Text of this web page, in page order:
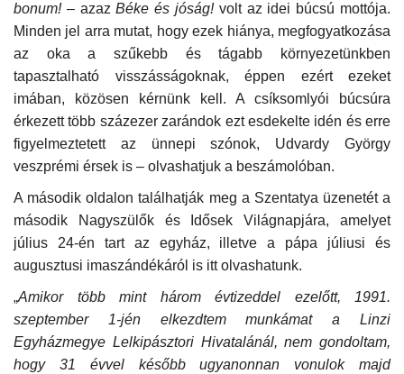
Galéria
Újság Archívum
Emlékezzünk †
Nyelv
Magyar Deutsch English
bonum! – azazBéke és jóság! volt az idei búcsú mottója.
Minden jel arra mutat, hogy ezek hiánya, megfogyatkozása
az oka a szűkebb és tágabb környezetünkben
tapasztalható visszásságoknak, éppen ezért ezeket
imában, közösen kérnünk kell. A csíksomlyói búcsúra
érkezett több százezer zarándok ezt esdekelte idén és erre
figyelmeztetett az ünnepi szónok, Udvardy György
veszprémi érsek is – olvashatjuk a beszámolóban.
A második oldalon találhatják meg a Szentatya üzenetét a
második Nagyszülők és Idősek Világnapjára, amelyet
július 24-én tart az egyház, illetve a pápa júliusi és
augusztusi imaszándékáról is itt olvashatunk.
„Amikor több mint három évtizeddel ezelőtt, 1991.
szeptember 1-jén elkezdtem munkámat a Linzi
Egyházmegye Lelkipásztori Hivatalánál, nem gondoltam,
hogy 31 évvel később ugyanonnan vonulok majd